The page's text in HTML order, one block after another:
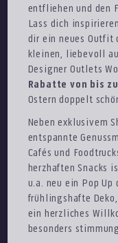
entfliehen und den
Lass dich
dir ein neues Outfit
kleinen, liebevoll
Designer Outlets
Rabatte von bis
Ostern doppelt
Neben exklusivem
entspannte
Cafés und
herzhaften Snacks
u.a. neu ein Pop Up
frühlingshafte
ein herzliches
besonders